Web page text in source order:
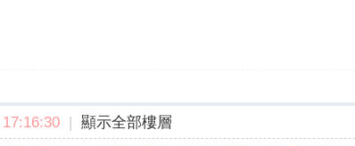
| 顯示全部樓層